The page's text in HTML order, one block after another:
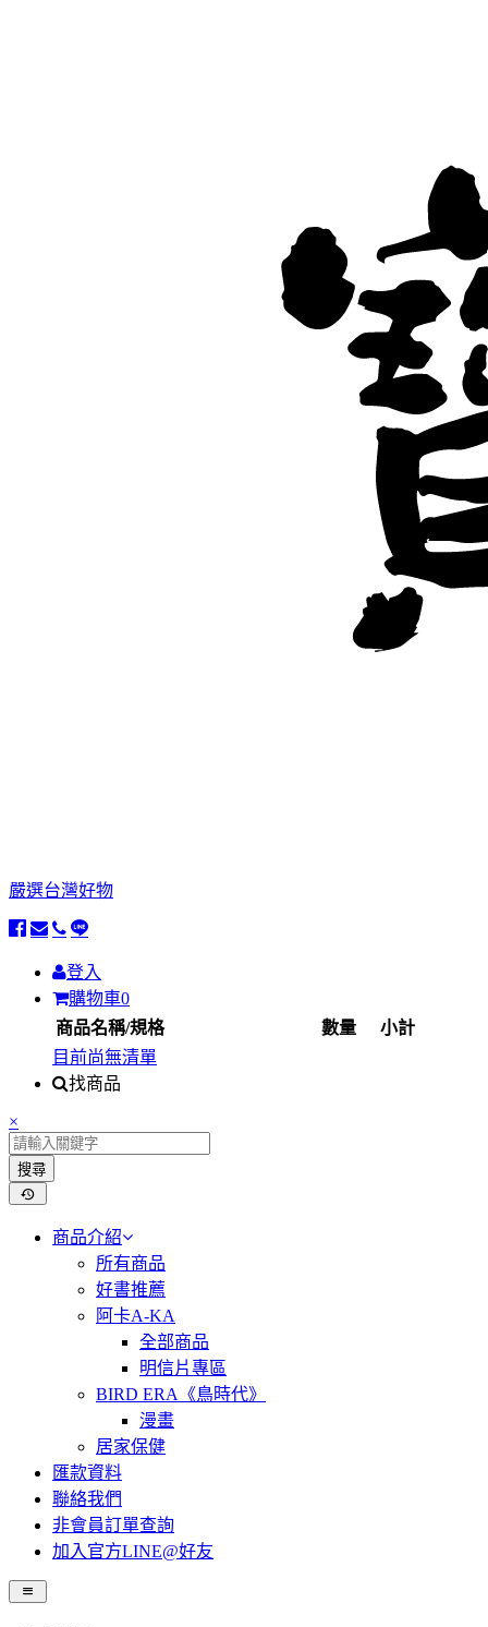
嚴選台灣好物
登入
購物車0
商品名稱/規格
數量
小計
目前尚無清單
找商品
×
搜尋
商品介紹
所有商品
好書推薦
阿卡A-KA
全部商品
明信片專區
BIRD ERA《鳥時代》
漫畫
居家保健
匯款資料
聯絡我們
非會員訂單查詢
加入官方LINE@好友